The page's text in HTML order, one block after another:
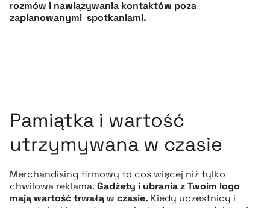
rozmów i nawiązywania kontaktów poza
zaplanowanymi spotkaniami.
Pamiątka i wartość
utrzymywana w czasie
Merchandising firmowy to coś więcej niż tylko
chwilowa reklama. Gadżety i ubrania z Twoim logo
mają wartość trwałą w czasie. Kiedy uczestnicy i